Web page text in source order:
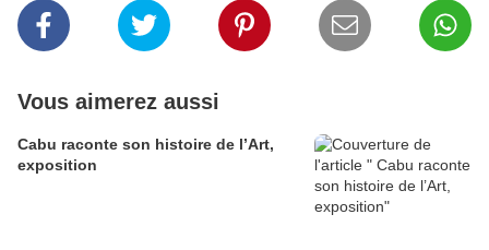
Vous aimerez aussi
Cabu raconte son histoire de l’Art,
exposition